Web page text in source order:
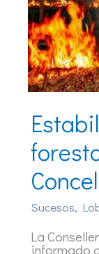
Sucesos,
La
informado